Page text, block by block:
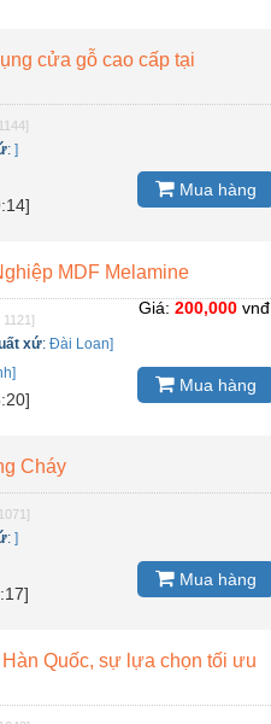
cửa gỗ cao cấp tại
:]
Mua hàng
MDF Melamine
1121]
xứ:Đài Loan]
Giá: 200,000vnđ
Mua hàng
Cháy
:]
Mua hàng
Quốc, sự lựa chọn tối ưu